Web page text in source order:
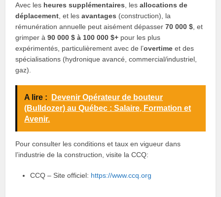
Avec les heures supplémentaires , lesallocations de
déplacement , et lesavantages (construction), la
rémunération annuelle peut aisément dépasser70 000 $ , et
grimper à90 000 $ à 100 000 $+ pour les plus
expérimentés, particulièrement avec de l’overtime et des
spécialisations (hydronique avancé, commercial/industriel,
gaz).
A lire :
Devenir Opérateur de bouteur
(Bulldozer) au Québec : Salaire, Formation et
Avenir.
Pour consulter les conditions et taux en vigueur dans
l’industrie de la construction, visite la CCQ:
CCQ – Site officiel: https://www.ccq.org